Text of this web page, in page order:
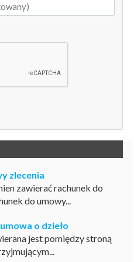
zlecenia
zawierać rachunek do
do umowy...
o dzieło
jest pomiędzy stroną